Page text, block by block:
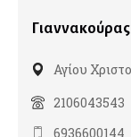
Αισθητική Ιατρική
Παιδοδερματολόγοι
Αγίου
2106043543
6936600144